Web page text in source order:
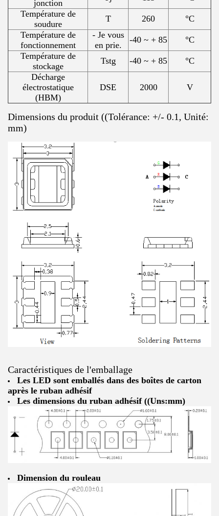
jonction
Température de
soudure
T 260
°C
Température de
fonctionnement
- Je vous
en prie.
-40 ~ + 85
°C
Température de
stockage
Tstg -40 ~ + 85
°C
Décharge
électrostatique
(HBM)
DSE 2000 V
Dimensions du produit ((Tolérance: +/- 0.1, Unité:
mm)
Caractéristiques de l'emballage
Les LED sont emballés dans des boîtes de carton
après le ruban adhésif
Les dimensions du ruban adhésif ((Uns:mm)
Dimension du rouleau